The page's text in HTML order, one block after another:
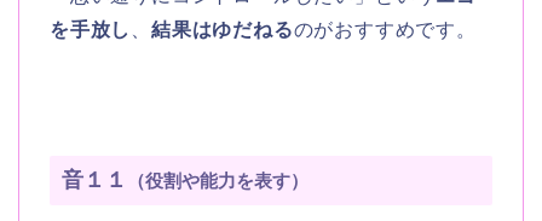
を手放し
、結果はゆだねるのがおすすめです。
音１１ （役割や能力を表す）